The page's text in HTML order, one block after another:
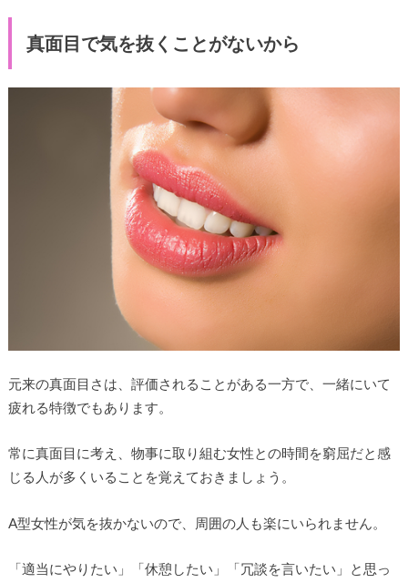
真面目で気を抜くことがないから
元来の真面目さは、評価されることがある一方で、一緒にいて
疲れる特徴でもあります。
常に真面目に考え、物事に取り組む女性との時間を窮屈だと感
じる人が多くいることを覚えておきましょう。
A型女性が気を抜かないので、周囲の人も楽にいられません。
「適当にやりたい」「休憩したい」「冗談を言いたい」と思っ